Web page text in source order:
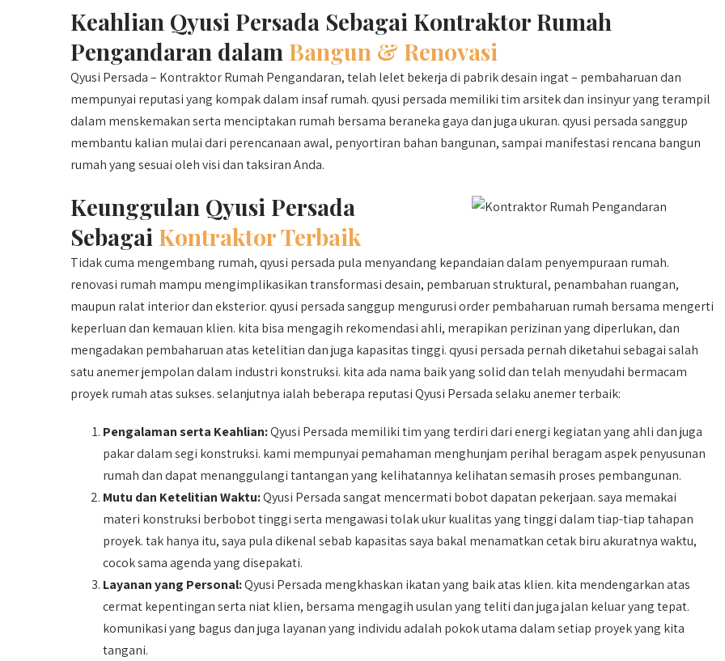
Keahlian Qyusi Persada Sebagai Kontraktor Rumah
Pengandaran dalam Bangun & Renovasi
Qyusi Persada – Kontraktor Rumah Pengandaran, telah lelet bekerja di pabrik desain ingat – pembaharuan dan
mempunyai reputasi yang kompak dalam insaf rumah. qyusi persada memiliki tim arsitek dan insinyur yang terampil
dalam menskemakan serta menciptakan rumah bersama beraneka gaya dan juga ukuran. qyusi persada sanggup
membantu kalian mulai dari perencanaan awal, penyortiran bahan bangunan, sampai manifestasi rencana bangun
rumah yang sesuai oleh visi dan taksiran Anda.
Keunggulan Qyusi Persada
Sebagai Kontraktor Terbaik
Tidak cuma mengembang rumah, qyusi persada pula menyandang kepandaian dalam penyempuraan rumah.
renovasi rumah mampu mengimplikasikan transformasi desain, pembaruan struktural, penambahan ruangan,
maupun ralat interior dan eksterior. qyusi persada sanggup mengurusi order pembaharuan rumah bersama mengerti
keperluan dan kemauan klien. kita bisa mengagih rekomendasi ahli, merapikan perizinan yang diperlukan, dan
mengadakan pembaharuan atas ketelitian dan juga kapasitas tinggi. qyusi persada pernah diketahui sebagai salah
satu anemer jempolan dalam industri konstruksi. kita ada nama baik yang solid dan telah menyudahi bermacam
proyek rumah atas sukses. selanjutnya ialah beberapa reputasi Qyusi Persada selaku anemer terbaik:
Pengalaman serta Keahlian:Qyusi Persada memiliki tim yang terdiri dari energi kegiatan yang ahli dan juga
pakar dalam segi konstruksi. kami mempunyai pemahaman menghunjam perihal beragam aspek penyusunan
rumah dan dapat menanggulangi tantangan yang kelihatannya kelihatan semasih proses pembangunan.
Mutu dan Ketelitian Waktu:Qyusi Persada sangat mencermati bobot dapatan pekerjaan. saya memakai
materi konstruksi berbobot tinggi serta mengawasi tolak ukur kualitas yang tinggi dalam tiap-tiap tahapan
proyek. tak hanya itu, saya pula dikenal sebab kapasitas saya bakal menamatkan cetak biru akuratnya waktu,
cocok sama agenda yang disepakati.
Layanan yang Personal:Qyusi Persada mengkhaskan ikatan yang baik atas klien. kita mendengarkan atas
cermat kepentingan serta niat klien, bersama mengagih usulan yang teliti dan juga jalan keluar yang tepat.
komunikasi yang bagus dan juga layanan yang individu adalah pokok utama dalam setiap proyek yang kita
tangani.